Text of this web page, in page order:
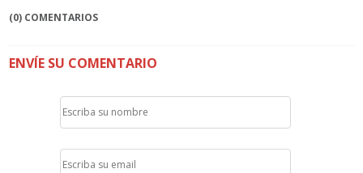
(0) COMENTARIOS
ENVÍE SU COMENTARIO